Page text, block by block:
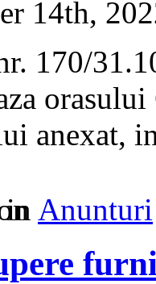
14th,
170/
anexat,
Anunturi